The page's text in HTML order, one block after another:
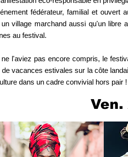
fédérateur, familial et ouvert
village marchand aussi qu'un libre
au festival.
l'aviez pas encore compris, le
de vacances estivales sur la côte
dans un cadre convivial hors pair !
Ven.